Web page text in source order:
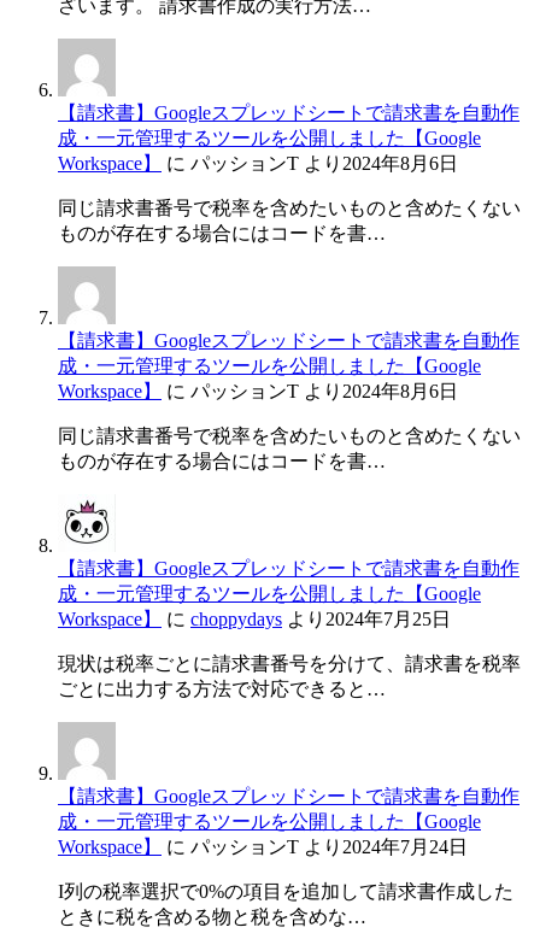
ざいます。 請求書作成の実行方法…
【請求書】Googleスプレッドシートで請求書を自動作
成・一元管理するツールを公開しました【Google
Workspace】
に パッションT より 2024年8月6日
同じ請求書番号で税率を含めたいものと含めたくない
ものが存在する場合にはコードを書…
【請求書】Googleスプレッドシートで請求書を自動作
成・一元管理するツールを公開しました【Google
Workspace】
に パッションT より 2024年8月6日
同じ請求書番号で税率を含めたいものと含めたくない
ものが存在する場合にはコードを書…
【請求書】Googleスプレッドシートで請求書を自動作
成・一元管理するツールを公開しました【Google
Workspace】
に choppydays より 2024年7月25日
現状は税率ごとに請求書番号を分けて、請求書を税率
ごとに出力する方法で対応できると…
【請求書】Googleスプレッドシートで請求書を自動作
成・一元管理するツールを公開しました【Google
Workspace】
に パッションT より 2024年7月24日
I列の税率選択で0%の項目を追加して請求書作成した
ときに税を含める物と税を含めな…